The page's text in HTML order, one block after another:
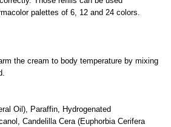
palettes of 6, 12 and 24 colors.
the cream to body temperature by mixing
Oil), Paraffin, Hydrogenated
Candelilla Cera (Euphorbia Cerifera